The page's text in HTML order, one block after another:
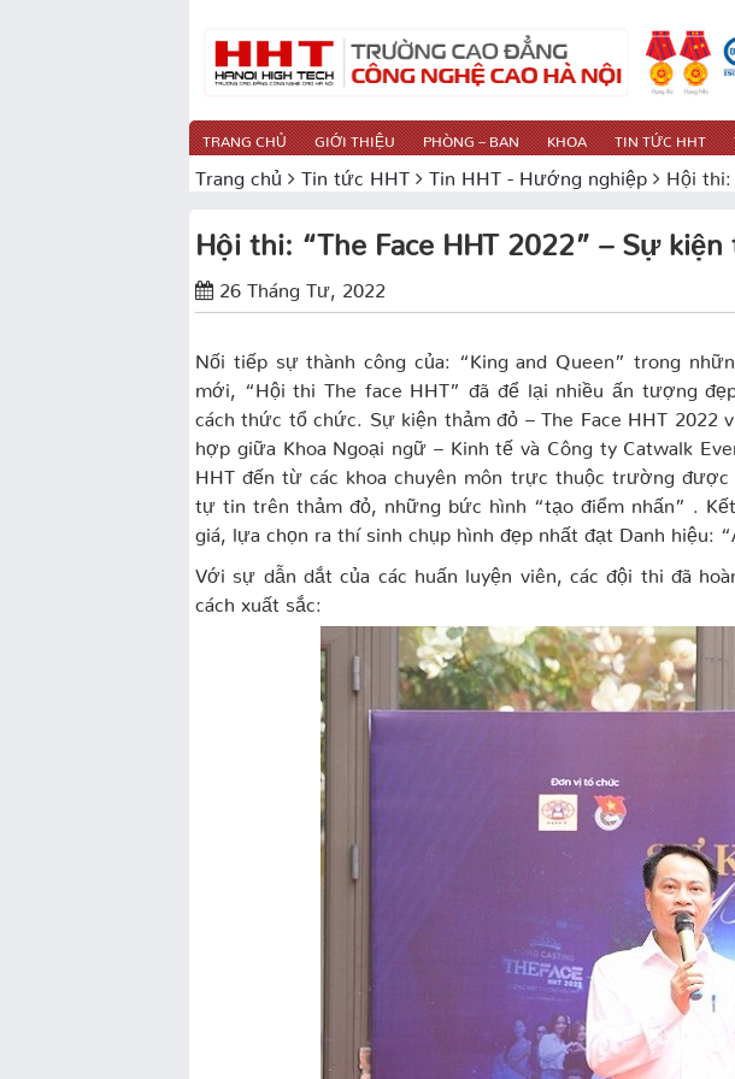
TRANG CHỦ GIỚI THIỆU PHÒNG – BAN KHOA TIN TỨC HHT
Trang chủ Tin tức HHT Tin HHT - Hướng nghiệp Hội thi:
Hội thi: “The Face HHT 2022” – Sự kiện
26 Tháng Tư, 2022
Nối tiếp sự thành công của: “King and Queen” trong
mới, “Hội thi The face HHT” đã để lại nhiều ấn tượng
cách thức tổ chức. Sự kiện thảm đỏ – The Face HHT 2022
hợp giữa Khoa Ngoại ngữ – Kinh tế và Công ty Catwalk
HHT đến từ các khoa chuyên môn trực thuộc trường
tự tin trên thảm đỏ, những bức hình “tạo điểm nhấn” .
giá, lựa chọn ra thí sinh chụp hình đẹp nhất đạt Danh hiệu:
Với sự dẫn dắt của các huấn luyện viên, các đội thi đã
cách xuất sắc: